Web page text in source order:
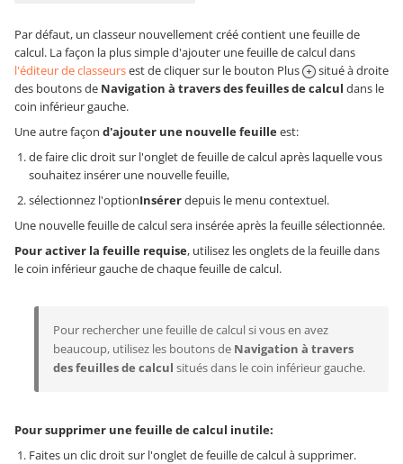
Par défaut, un classeur nouvellement créé contient une feuille de
calcul. La façon la plus simple d'ajouter une feuille de calcul dans
l'éditeur de classeursest de cliquer sur le bouton Plus
situé à droite
des boutons de Navigation à travers des feuilles de calcul dans le
coin inférieur gauche.
Une autre façon d'ajouter une nouvelle feuilleest:
de faire clic droit sur l'onglet de feuille de calcul après laquelle vous
souhaitez insérer une nouvelle feuille,
sélectionnez l'optionInsérerdepuis le menu contextuel.
Une nouvelle feuille de calcul sera insérée après la feuille sélectionnée.
Pour activer la feuille requise, utilisez les onglets de la feuille dans
le coin inférieur gauche de chaque feuille de calcul.
Pour rechercher une feuille de calcul si vous en avez
beaucoup, utilisez les boutons de Navigation à travers
des feuilles de calcul situés dans le coin inférieur gauche.
Pour supprimer une feuille de calcul inutile:
Faites un clic droit sur l'onglet de feuille de calcul à supprimer.